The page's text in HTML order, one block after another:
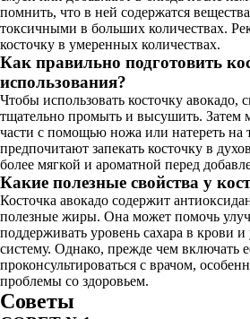
помнить, что в ней содержатся
токсичными в больших количествах.
косточку в умеренных количествах.
Как правильно подготовить
использования?
Чтобы использовать косточку авокадо,
тщательно промыть и высушить. Затем
части с помощью ножа или натереть на
предпочитают запекать косточку в
более мягкой и ароматной перед
Какие полезные свойства у
Косточка авокадо содержит
полезные жиры. Она может помочь
поддерживать уровень сахара в крови
систему. Однако, прежде чем включать
проконсультироваться с врачом,
проблемы со здоровьем.
Советы